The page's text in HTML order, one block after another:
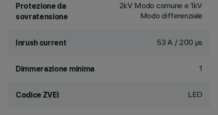
Protezione da
sovratensione
2kV Modo comune e 1kV
Modo differenziale
Inrush current 53 A / 200 µs
Dimmerazione minima 1
Codice ZVEI LED